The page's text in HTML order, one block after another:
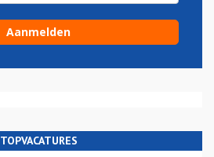
TOPVACATURES